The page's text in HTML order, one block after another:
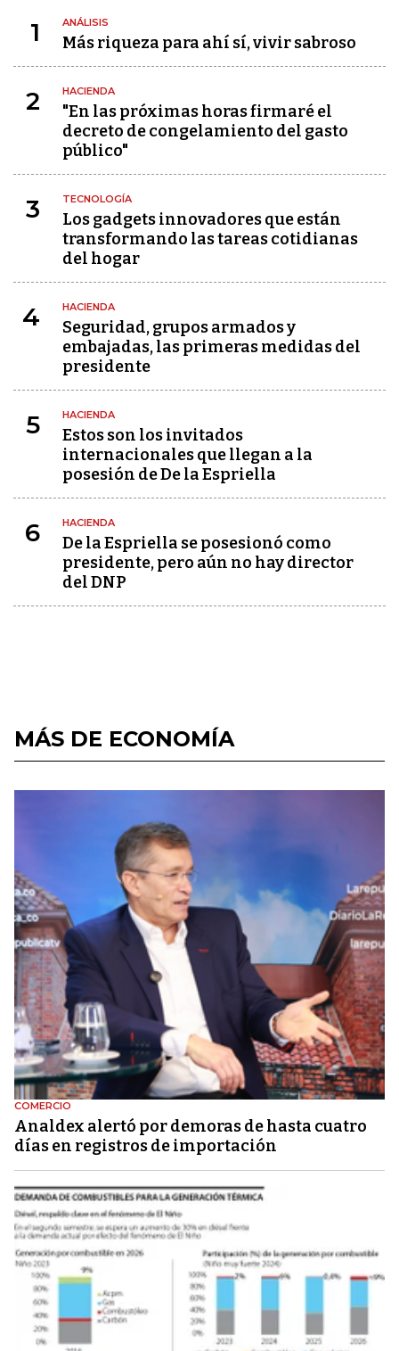
1 ANÁLISIS
Más riqueza para ahí sí, vivir sabroso
2 HACIENDA
"En las próximas horas firmaré el
decreto de congelamiento del gasto
público"
3 TECNOLOGÍA
Los gadgets innovadores que están
transformando las tareas cotidianas
del hogar
4 HACIENDA
Seguridad, grupos armados y
embajadas, las primeras medidas del
presidente
5 HACIENDA
Estos son los invitados
internacionales que llegan a la
posesión de De la Espriella
6 HACIENDA
De la Espriella se posesionó como
presidente, pero aún no hay director
del DNP
MÁS DE ECONOMÍA
COMERCIO
Analdex alertó por demoras de hasta cuatro
días en registros de importación